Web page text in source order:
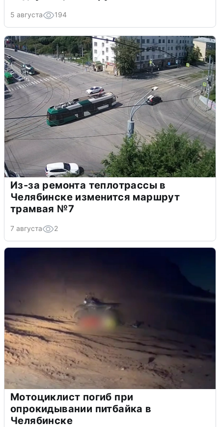
5 августа 194
Из-за ремонта теплотрассы в
Челябинске изменится маршрут
трамвая №7
7 августа 2
Мотоциклист погиб при
опрокидывании питбайка в
Челябинске